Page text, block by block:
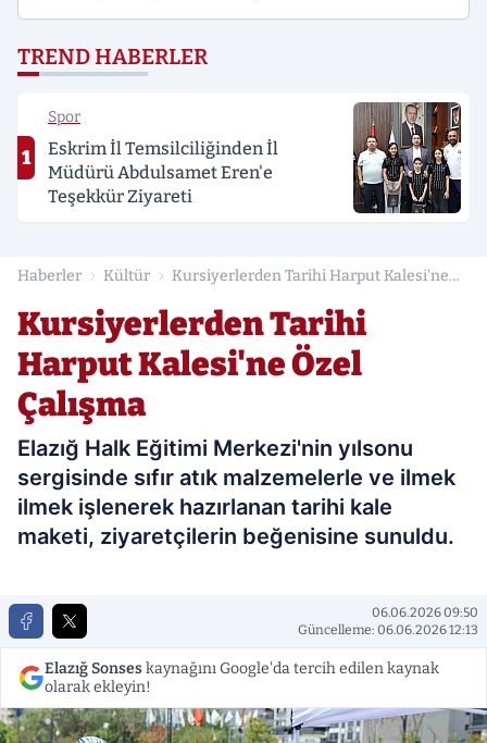
TREND HABERLER
1
Spor
Eskrim İl Temsilciliğinden İl
Müdürü Abdulsamet Eren'e
Teşekkür Ziyareti
Haberler Kültür
Kursiyerlerden Tarihi Harput Kalesi'ne
Kursiyerlerden Tarihi
Harput Kalesi'ne Özel
Çalışma
Elazığ Halk Eğitimi Merkezi'nin yılsonu
sergisinde sıfır atık malzemelerle ve ilmek
ilmek işlenerek hazırlanan tarihi kale
maketi, ziyaretçilerin beğenisine sunuldu.
06.06.2026 09:50
Güncelleme: 06.06.2026 12:13
Elazığ Sonseskaynağını Google'da tercih edilen kaynak
olarak ekleyin!